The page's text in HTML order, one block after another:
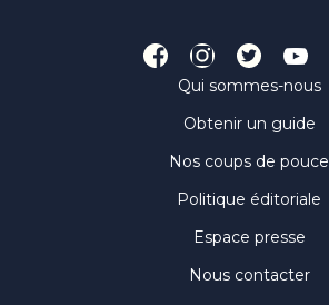
Qui sommes-nous
Obtenir un guide
Nos coups de pouce
Politique éditoriale
Espace presse
Nous contacter